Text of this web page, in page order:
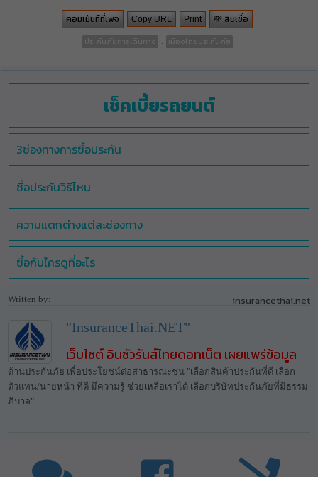
คอมเม้นท์ที่เพจ Copy URL Print 💸 สินเชื่อ
ประกันภัยการเดินทาง . เมืองไทยประกันภัย
เช็คเบี้ยรถยนต์
3ช่องทางการซื้อประกัน
ซื้อประกันวิธีไหน
ความแตกต่างแต่ละช่องทาง
ซื้อกับใครดูที่อะไร
Written by: insurancethai.net
"InsuranceThai.NET"
เว็บไซต์ อินชัวรันส์ไทยดอทเน็ต เผยแพร่ข้อมูล
ด้านประกันภัย เพื่อประโยชน์ต่อสาธารณะชน "เลือกสินค้าประกันที่ดี เลือก
ตัวแทน/นายหน้า ที่ดี มีความรู้ ช่วยเหลือเราได้ เลือกบริษัทประกันภัยที่มีธรรม
ภิบาล"